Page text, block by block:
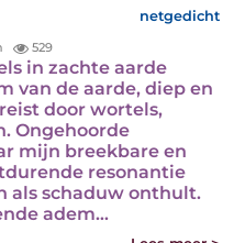
netgedicht
529
in zachte aarde
van de aarde, diep en
door wortels,
Ongehoorde
mijn breekbare en
resonantie
als schaduw onthult.
adem…